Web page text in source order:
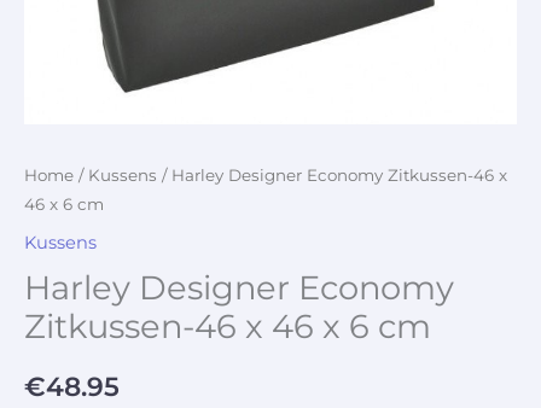
Home / Kussens / Harley Designer Economy Zitkussen-46 x
46 x 6 cm
Kussens
Harley Designer Economy
Zitkussen-46 x 46 x 6 cm
€48.95